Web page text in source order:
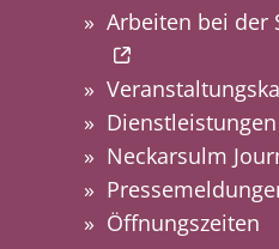
Arbeiten bei der
Dienstleistungen
Neckarsulm
Öffnungszeiten